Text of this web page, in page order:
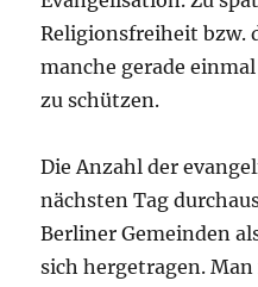
Religionsfreiheit bzw.
manche gerade
zu schützen.
Die Anzahl der
nächsten Tag
Berliner Gemeinden
sich hergetragen.